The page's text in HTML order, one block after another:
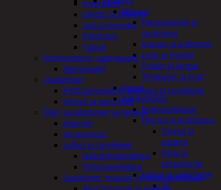
Hitsaus
Hitsauskolvit ja
suuttimet
Kaasut ja polttimet
Lasit ja maskit
Puikot ja langat
Tinakolvit ja tinat
Imurit
Käsityökalut
Erikoistyökalut
Hionta ja puhdistus
Tyynyt ja
paperit
Viilat ja
teräsharjat
Hylsyt ja vääntimet
1"
invertterit
Johdot ja liittimet
Lisä ja työvalot
Polttimot
Tulpat
Irtomoottorit, aggregaatit
Aggregaatit
Lisälaitteet
Polttoainesäiliöt, pumput ja tarvikkeet
Vinssit ja varusteet
Öljyt, suodattimet ja nesteet
Avaimet
Imupumput
Letkut ja tarvikkeet
Jäähdyttäjänletkut
Polttoaineletkut
Liuottimet, massat, ja muut kemikaalit